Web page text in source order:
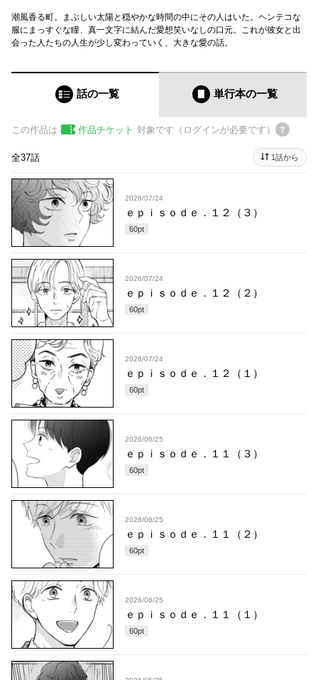
潮風香る町。まぶしい太陽と穏やかな時間の中にその人はいた。ヘンテコな
服にまっすぐな瞳、真一文字に結んだ愛想笑いなしの口元。これが彼女と出
会った人たちの人生が少し変わっていく、大きな愛の話。
話の一覧 単行本の一覧
この作品は 作品チケット 対象です（ログインが必要です）
全37話 1話から
2026/07/24
ｅｐｉｓｏｄｅ．１２（３）
60pt
2026/07/24
ｅｐｉｓｏｄｅ．１２（２）
60pt
2026/07/24
ｅｐｉｓｏｄｅ．１２（１）
60pt
2026/06/25
ｅｐｉｓｏｄｅ．１１（３）
60pt
2026/06/25
ｅｐｉｓｏｄｅ．１１（２）
60pt
2026/06/25
ｅｐｉｓｏｄｅ．１１（１）
60pt